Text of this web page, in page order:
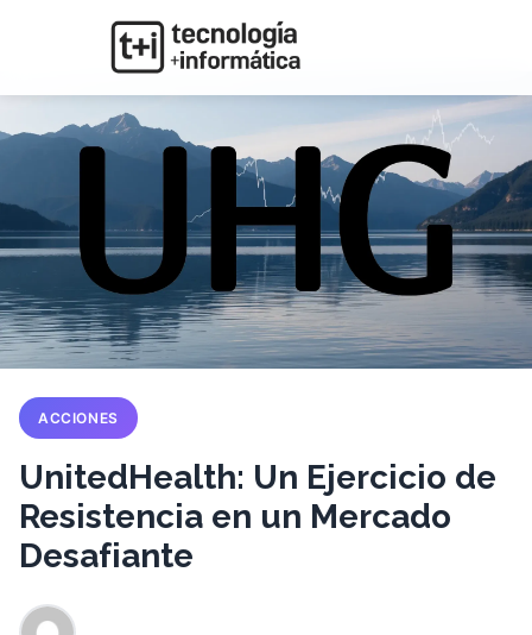
ACCIONES
UnitedHealth: Un Ejercicio de
Resistencia en un Mercado
Desafiante